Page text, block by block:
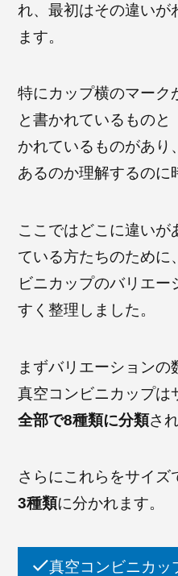
れ、最初はその違いが
ます。
特にカップ横のマーク
と書かれているものと
かれているものがあり
あるのか理解するのに
ここではどこに違いが
ている方たちのために
ビニカップのバリエー
すく整理しました。
まずバリエーション
真空コンビニカップは
全部で8種類に分類さ
さらにこれらをサイズ
3種類に分かれます。
真空コンビニカッ